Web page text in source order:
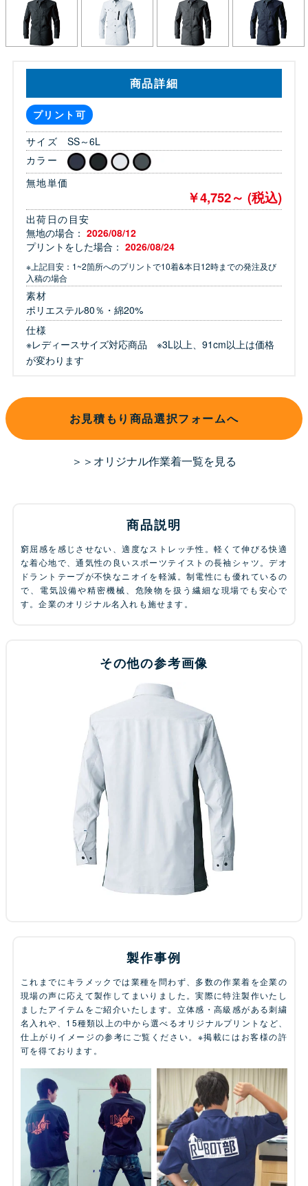
商品詳細
プリント可
サイズ
SS～6L
カラー
無地単価
￥4,752～ (税込)
出荷日の目安
無地の場合： 2026/08/12
プリントをした場合： 2026/08/24
※上記目安：1~2箇所へのプリントで10着&本日12時までの発注及び
入稿の場合
素材
ポリエステル80％・綿20%
仕様
※レディースサイズ対応商品 ※3L以上、91cm以上は価格
が変わります
お見積もり商品選択フォームへ
＞＞オリジナル作業着一覧を見る
商品説明
窮屈感を感じさせない、適度なストレッチ性。軽くて伸びる快適
な着心地で、通気性の良いスポーツテイストの長袖シャツ。デオ
ドラントテープが不快なニオイを軽減。制電性にも優れているの
で、電気設備や精密機械、危険物を扱う繊細な現場でも安心で
す。企業のオリジナル名入れも施せます。
その他の参考画像
製作事例
これまでにキラメックでは業種を問わず、多数の作業着を企業の
現場の声に応えて製作してまいりました。実際に特注製作いたし
ましたアイテムをご紹介いたします。立体感・高級感がある刺繍
名入れや、15種類以上の中から選べるオリジナルプリントなど、
仕上がりイメージの参考にご覧ください。※掲載にはお客様の許
可を得ております。